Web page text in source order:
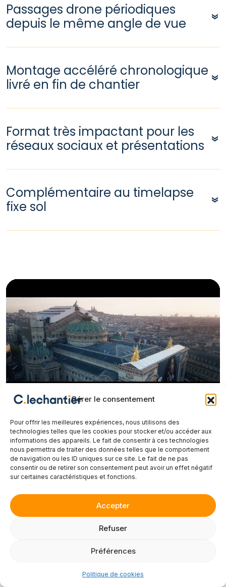
Gérer le consentement
Pour offrir les meilleures expériences, nous utilisons des
technologies telles que les cookies pour stocker et/ou accéder aux
informations des appareils. Le fait de consentir à ces technologies
nous permettra de traiter des données telles que le comportement
de navigation ou les ID uniques sur ce site. Le fait de ne pas
consentir ou de retirer son consentement peut avoir un effet négatif
sur certaines caractéristiques et fonctions.
Accepter
Refuser
Préférences
Politique de cookies
Passages drone périodiques
depuis le même angle de vue
Montage accéléré chronologique
livré en fin de chantier
Format très impactant pour les
réseaux sociaux et présentations
Complémentaire au timelapse
fixe sol
Des avis en béton.
Avant, nous devions nous déplacer
C.lechantier, nous avons un contrôle total en